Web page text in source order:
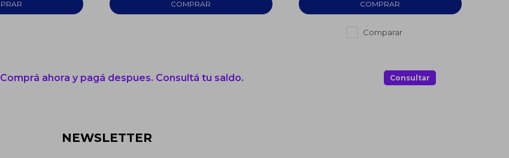
Comparar
Comprá ahora y pagá despues. Consultá tu saldo. Consultar
NEWSLETTER